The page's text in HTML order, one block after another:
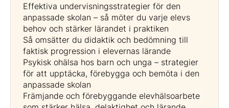
Effektiva undervisningsstrategier för den
anpassade skolan – så möter du varje elevs
behov och stärker lärandet i praktiken
Så omsätter du didaktik och bedömning till
faktisk progression i elevernas lärande
Psykisk ohälsa hos barn och unga – strategier
för att upptäcka, förebygga och bemöta i den
anpassade skolan
Främjande och förebyggande elevhälsoarbete